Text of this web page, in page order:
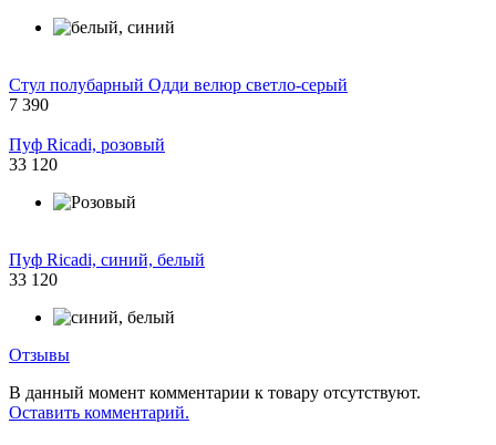
Стул полубарный Одди велюр светло-серый
7 390
Пуф Ricadi, розовый
33 120
Пуф Ricadi, синий, белый
33 120
Отзывы
В данный момент комментарии к товару отсутствуют.
Оставить комментарий.